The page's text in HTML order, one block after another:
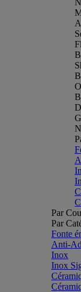
Par
Par
Fonte
Anti-
Inox
Inox